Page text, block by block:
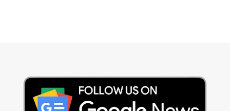
Hindi Stories International
Jobs and Education Lifestyle